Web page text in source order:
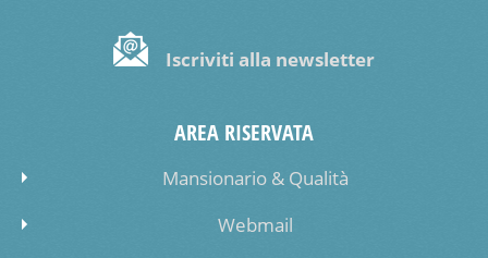
Iscriviti alla newsletter
AREA RISERVATA
Mansionario & Qualità
Webmail